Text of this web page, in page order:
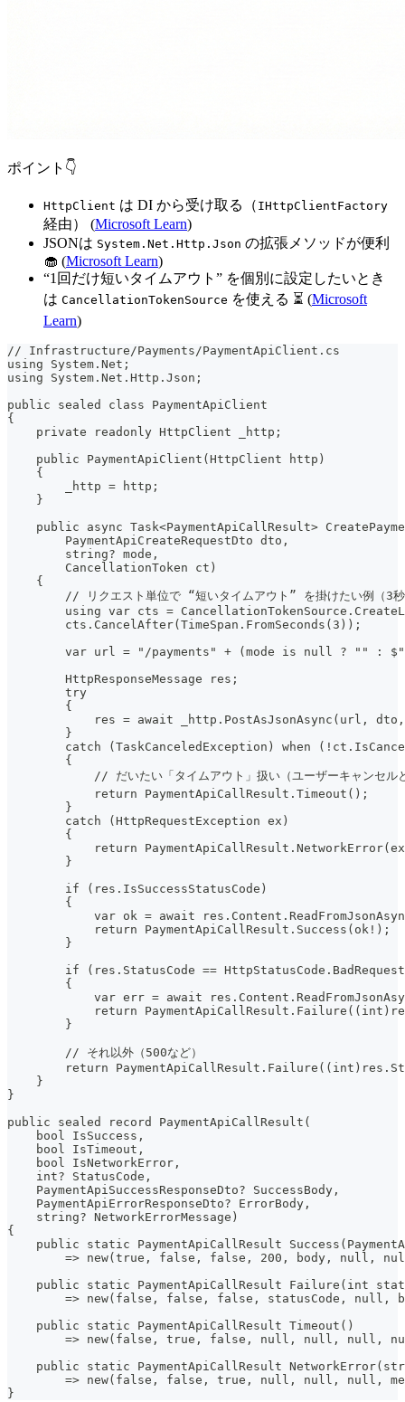
ポイント👇
HttpClient は DI から受け取る（ IHttpClientFactory
経由） (Microsoft Learn)
JSONは System.Net.Http.Json の拡張メソッドが便利
🧁 (Microsoft Learn)
“1回だけ短いタイムアウト” を個別に設定したいとき
は CancellationTokenSource を使える ⏳ (Microsoft
Learn)
// Infrastructure/Payments/PaymentApiClient.cs
using System.Net;
using System.Net.Http.Json;
public sealed class PaymentApiClient
{
    private readonly HttpClient _http;
    public PaymentApiClient(HttpClient http)
    {
        _http = http;
    }
public async Task<PaymentApiCallResult>
        PaymentApiCreateRequestDto dto,
        string? mode,
        CancellationToken ct)
    {
// リクエスト単位で “短いタイムアウト” を掛けたい例（3
using var cts =
        cts.CancelAfter(TimeSpan.FromSeconds(3));
var url = "/payments" + (mode is null ? "" :
        HttpResponseMessage res;
        try
        {
res = await _http.PostAsJsonAsync(url,
        }
catch (TaskCanceledException) when
        {
// だいたい「タイムアウト」扱い（ユーザーキャンセル
            return PaymentApiCallResult.Timeout();
        }
        catch (HttpRequestException ex)
        {
return
        }
        if (res.IsSuccessStatusCode)
        {
var ok = await
            return PaymentApiCallResult.Success(ok!);
        }
if (res.StatusCode ==
        {
var err = await
return
        }
        // それ以外（500など）
return
    }
}
public sealed record PaymentApiCallResult(
    bool IsSuccess,
    bool IsTimeout,
    bool IsNetworkError,
    int? StatusCode,
    PaymentApiSuccessResponseDto? SuccessBody,
    PaymentApiErrorResponseDto? ErrorBody,
    string? NetworkErrorMessage)
{
public static PaymentApiCallResult
=> new(true, false, false, 200, body, null,
public static PaymentApiCallResult Failure(int
=> new(false, false, false, statusCode, null,
    public static PaymentApiCallResult Timeout()
=> new(false, true, false, null, null, null,
public static PaymentApiCallResult
=> new(false, false, true, null, null, null,
}